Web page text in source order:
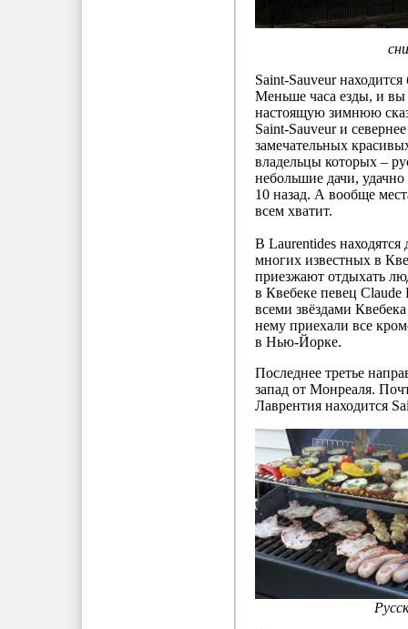
Saint-Sauveur
Меньше часа езды, и вы
настоящую зимнюю
Saint-Sauveur и
замечательных
владельцы которых –
небольшие дачи,
10 назад. А вообще
всем хватит.
В Laurentides находятся
многих известных в
приезжают отдыхать
в Квебеке певец Claude
всеми звёздами
нему приехали все
в Нью-Йорке.
Последнее третье
запад от Монреаля.
Лаврентия находится